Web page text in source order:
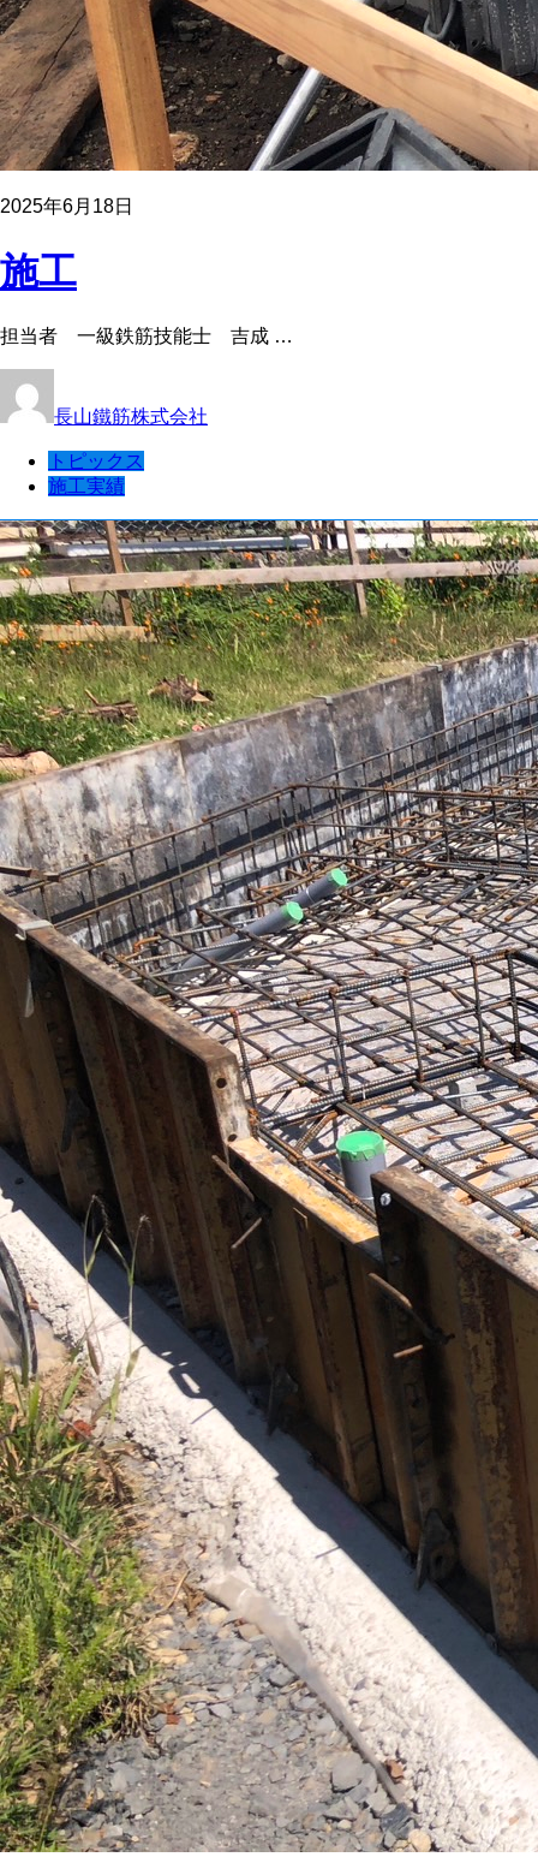
2025年6月18日
施工
担当者 一級鉄筋技能士 吉成 …
長山鐵筋株式会社
トピックス
施工実績